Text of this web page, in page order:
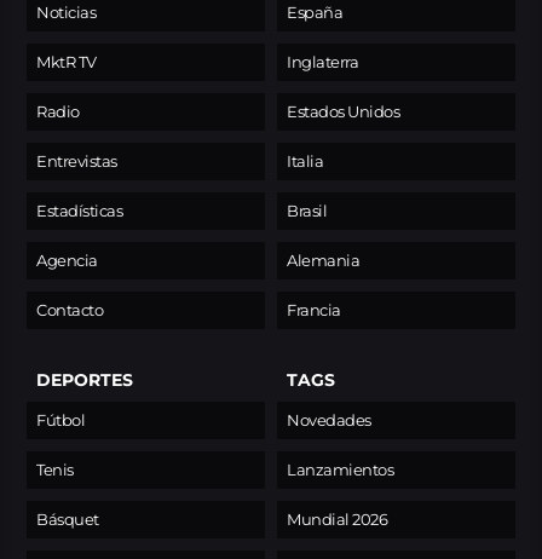
Noticias
MktR TV
Radio
Entrevistas
Estadísticas
Agencia
Contacto
España
Inglaterra
Estados Unidos
Italia
Brasil
Alemania
Francia
DEPORTES
Fútbol
Tenis
Básquet
TAGS
Novedades
Lanzamientos
Mundial 2026